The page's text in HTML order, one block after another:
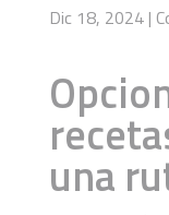
Dic 18, 2024|
una